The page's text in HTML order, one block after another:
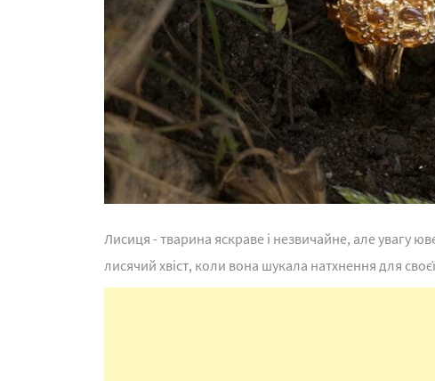
Лисиця - тварина яскраве і незвичайне, але увагу
лисячий хвіст, коли вона шукала натхнення для